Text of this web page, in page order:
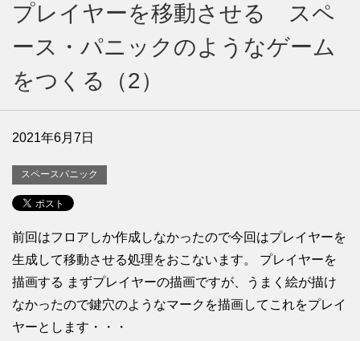
プレイヤーを移動させる スペ
ース・パニックのようなゲーム
をつくる（2）
2021年6月7日
スペースパニック
前回はフロアしか作成しなかったので今回はプレイヤーを
生成して移動させる処理をおこないます。 プレイヤーを
描画する まずプレイヤーの描画ですが、うまく絵が描け
なかったので鍵穴のようなマークを描画してこれをプレイ
ヤーとします・・・